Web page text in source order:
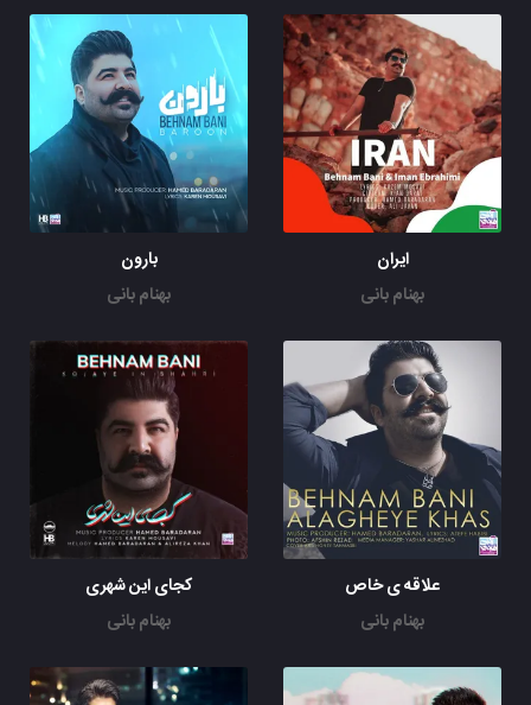
ایران
بهنام بانی
بارون
بهنام بانی
علاقه ی خاص
بهنام بانی
کجای این شهری
بهنام بانی